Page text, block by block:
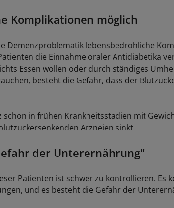
Komplikationen möglich
Demenzproblematik lebensbedrohliche
die Einnahme oraler Antidiabetika
Essen wollen oder durch ständiges
besteht die Gefahr, dass der
schon in frühen Krankheitsstadien mit
Arzneien sinkt.
der Unterernährung"
Patienten ist schwer zu kontrollieren. Es
und es besteht die Gefahr der